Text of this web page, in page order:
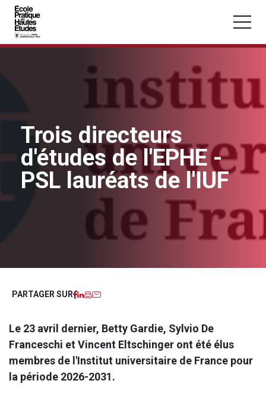
Vous recherchez peut-être :
Conférence Master Section
Trois directeurs
d'études de l'EPHE -
PSL lauréats de l'IUF
PARTAGER SUR Facebook
LinkedIn
Imprimer
Le 23 avril dernier, Betty Gardie, Sylvio De
Franceschi et Vincent Eltschinger ont été élus
membres de l'Institut universitaire de France pour
la période 2026-2031.
Panneau de gestion des cookies